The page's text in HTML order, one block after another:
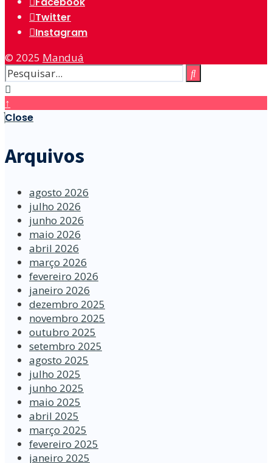
Twitter
Instagram
© 2025 Manduá
↑
Close
Arquivos
agosto 2026
julho 2026
junho 2026
maio 2026
abril 2026
março 2026
fevereiro 2026
janeiro 2026
dezembro 2025
novembro 2025
outubro 2025
setembro 2025
agosto 2025
julho 2025
junho 2025
maio 2025
abril 2025
março 2025
fevereiro 2025
janeiro 2025